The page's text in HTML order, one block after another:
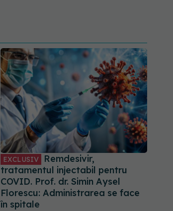
EXCLUSIV
Remdesivir,
tratamentul injectabil pentru
COVID. Prof. dr. Simin Aysel
Florescu: Administrarea se face
în spitale